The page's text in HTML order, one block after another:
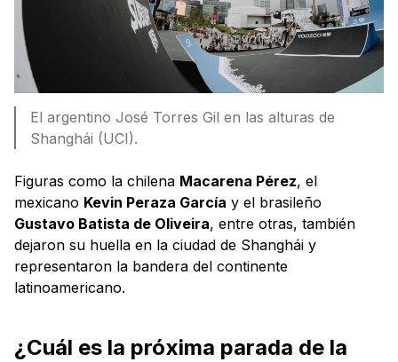
El argentino José Torres Gil en las alturas de
Shanghái (UCI).
Figuras como la chilena Macarena Pérez, el
mexicano Kevin Peraza García y el brasileño
Gustavo Batista de Oliveira, entre otras, también
dejaron su huella en la ciudad de Shanghái y
representaron la bandera del continente
latinoamericano.
¿Cuál es la próxima parada de la